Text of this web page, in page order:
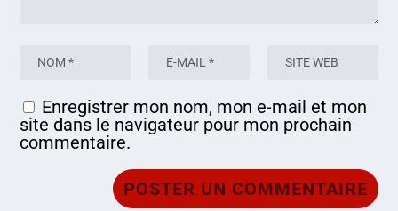
Enregistrer mon nom, mon e-mail et mon
site dans le navigateur pour mon prochain
commentaire.